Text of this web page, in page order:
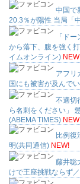
中国で
20.3％が陽性 当局「
「ド
から落下、腹を強く
イムオンライン)
アフリ
国にも被害が及んで
不適切
ら名刺をください」
(ABEMA TIMES)
比例
明(共同通信) NEW!
藤井聡
けで王座挑戦ならず